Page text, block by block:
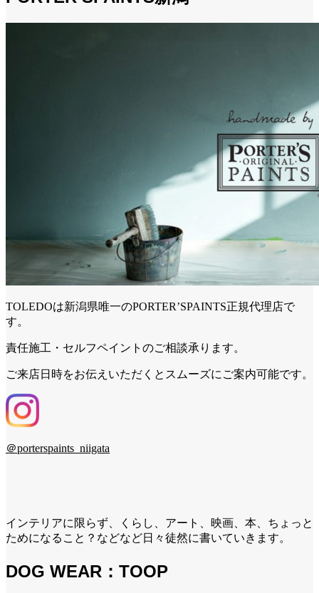
TOLEDOは新潟県唯一のPORTER’SPAINTS正規代理店で
す。
責任施工・セルフペイントのご相談承ります。
ご来店日時をお伝えいただくとスムーズにご案内可能です。
＠porterspaints_niigata
インテリアに限らず、くらし、アート、映画、本、ちょっと
ためになること？などなど日々徒然に書いていきます。
DOG WEAR：TOOP